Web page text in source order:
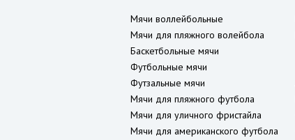
Мячи воллейбольные
Мячи для пляжного волейбола
Баскетбольные мячи
Футбольные мячи
Футзальные мячи
Мячи для пляжного футбола
Мячи для уличного фристайла
Мячи для американского футбола